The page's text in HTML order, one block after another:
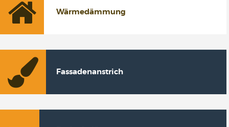
Wärmedämmung
Fassadenanstrich